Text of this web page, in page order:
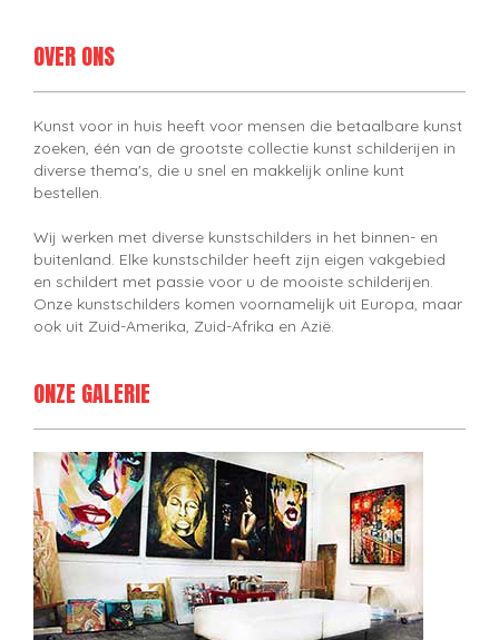
OVER ONS
Kunst voor in huis heeft voor mensen die betaalbare kunst
zoeken, één van de grootste collectie kunst schilderijen in
diverse thema's, die u snel en makkelijk online kunt
bestellen.
Wij werken met diverse kunstschilders in het binnen- en
buitenland. Elke kunstschilder heeft zijn eigen vakgebied
en schildert met passie voor u de mooiste schilderijen.
Onze kunstschilders komen voornamelijk uit Europa, maar
ook uit Zuid-Amerika, Zuid-Afrika en Azië.
ONZE GALERIE